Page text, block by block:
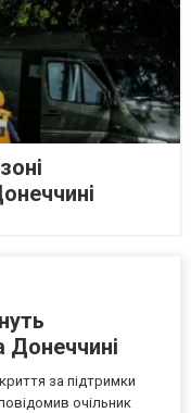
Донеччині
за підтримки
очільник